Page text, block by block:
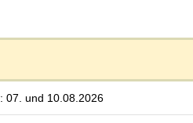
07. und 10.08.2026